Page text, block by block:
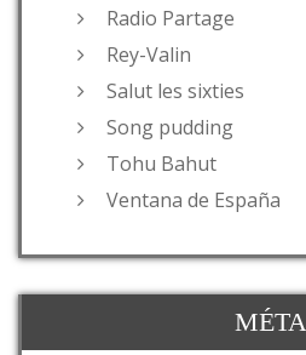
Radio Partage
Rey-Valin
Salut les sixties
Song pudding
Tohu Bahut
Ventana de España
MÉTA